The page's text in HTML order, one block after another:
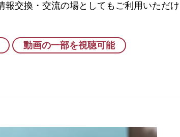
報交換・交流の場としてもご利用いただけ
動画の一部を視聴可能